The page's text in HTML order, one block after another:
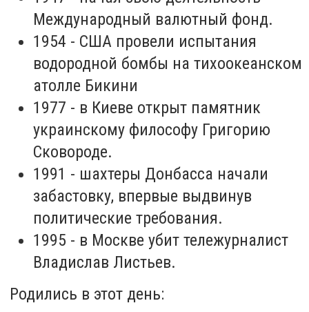
Международный валютный фонд.
1954 - США провели испытания
водородной бомбы на тихоокеанском
атолле Бикини
1977 - в Киеве открыт памятник
украинскому философу Григорию
Сковороде.
1991 - шахтеры Донбасса начали
забастовку, впервые выдвинув
политические требования.
1995 - в Москве убит тележурналист
Владислав Листьев.
Родились в этот день: